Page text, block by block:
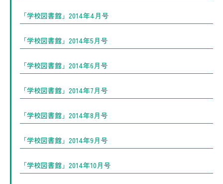
「学校図書館」2014年4月号
「学校図書館」2014年5月号
「学校図書館」2014年6月号
「学校図書館」2014年7月号
「学校図書館」2014年8月号
「学校図書館」2014年9月号
「学校図書館」2014年10月号